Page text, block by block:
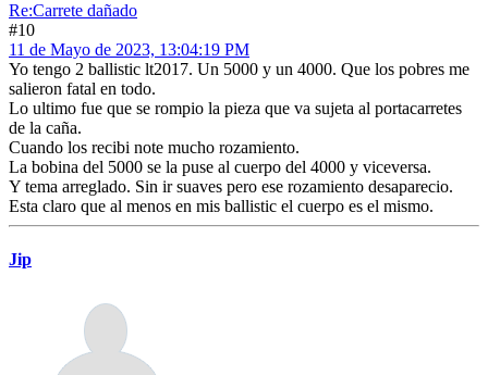
Re:Carrete dañado
#10
11 de Mayo de 2023, 13:04:19 PM
Yo tengo 2 ballistic lt2017. Un 5000 y un 4000. Que los pobres me
salieron fatal en todo.
Lo ultimo fue que se rompio la pieza que va sujeta al portacarretes
de la caña.
Cuando los recibi note mucho rozamiento.
La bobina del 5000 se la puse al cuerpo del 4000 y viceversa.
Y tema arreglado. Sin ir suaves pero ese rozamiento desaparecio.
Esta claro que al menos en mis ballistic el cuerpo es el mismo.
Jip